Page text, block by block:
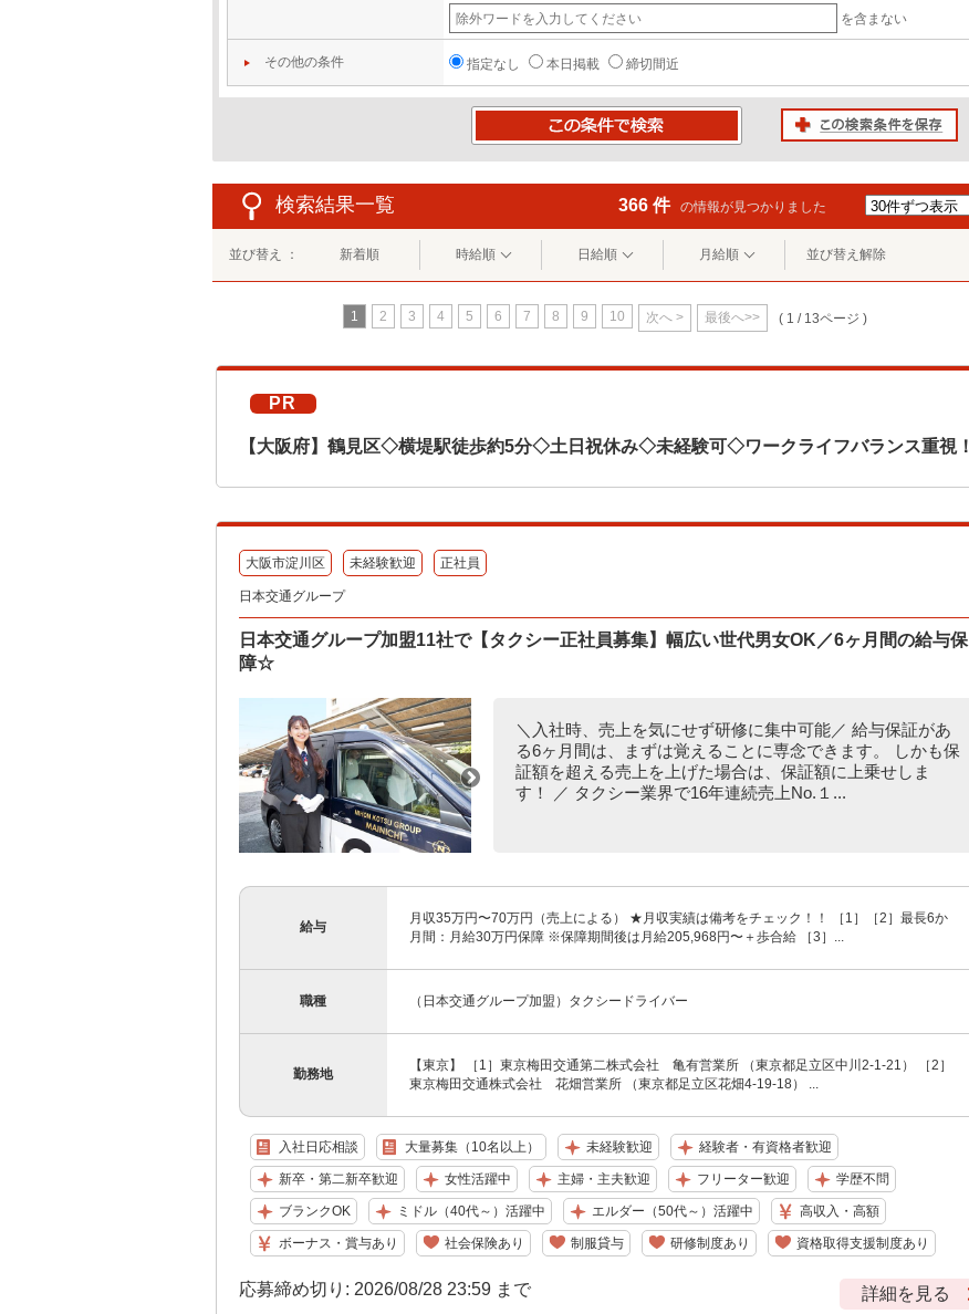
を含まない
その他の条件 指定なし 本日掲載 締切間近
検索結果一覧 366 件 の情報が見つかりました
並び替え ： 新着順 時給順 日給順 月給順 並び替え解除
1 2 3 4 5 6 7 8 9 10 次へ > 最後へ>> ( 1 / 13ページ )
PR
【大阪府】鶴見区◇横堤駅徒歩約5分◇土日祝休み◇未経験可◇ワークライフバランス重視！
大阪市淀川区 未経験歓迎 正社員
日本交通グループ
日本交通グループ加盟11社で【タクシー正社員募集】幅広い世代男女OK／6ヶ月間の給与保
障☆
＼入社時、売上を気にせず研修に集中可能／ 給与保証があ
る6ヶ月間は、まずは覚えることに専念できます。 しかも保
証額を超える売上を上げた場合は、保証額に上乗せしま
す！ ／ タクシー業界で16年連続売上No.１...
給与
月収35万円〜70万円（売上による） ★月収実績は備考をチェック！！ ［1］［2］最長6か
月間：月給30万円保障 ※保障期間後は月給205,968円〜＋歩合給 ［3］...
職種 （日本交通グループ加盟）タクシードライバー
勤務地
【東京】 ［1］東京梅田交通第二株式会社 亀有営業所 （東京都足立区中川2-1-21） ［2］
東京梅田交通株式会社 花畑営業所 （東京都足立区花畑4-19-18） ...
入社日応相談 大量募集（10名以上） 未経験歓迎 経験者・有資格者歓迎
新卒・第二新卒歓迎 女性活躍中 主婦・主夫歓迎 フリーター歓迎 学歴不問
ブランクOK ミドル（40代～）活躍中 エルダー（50代～）活躍中 高収入・高額
ボーナス・賞与あり 社会保険あり 制服貸与 研修制度あり 資格取得支援制度あり
応募締め切り: 2026/08/28 23:59 まで 詳細を見る